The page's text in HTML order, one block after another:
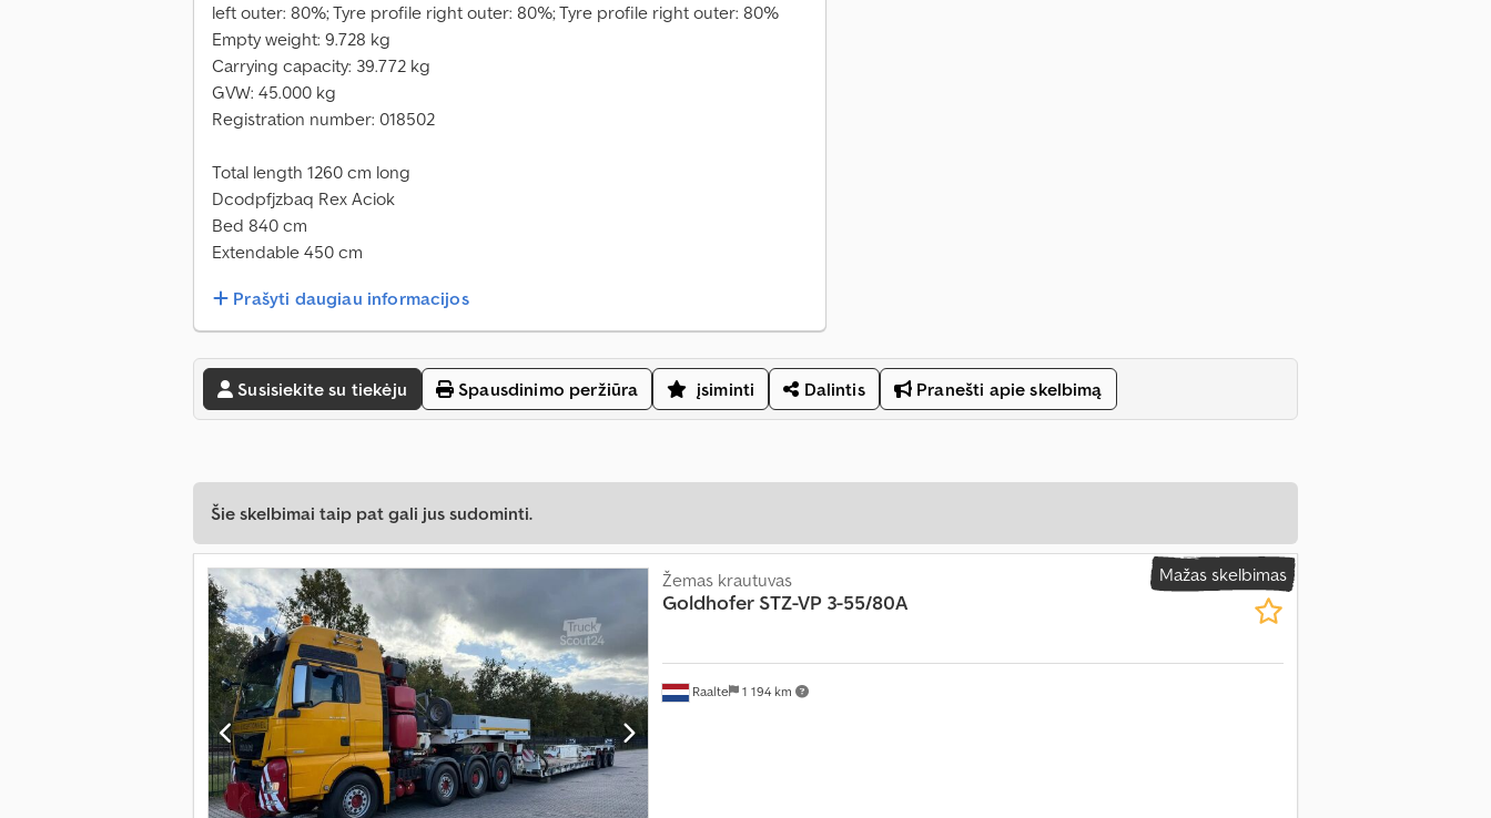
left outer: 80%; Tyre profile right outer: 80%; Tyre profile right outer: 80%
Empty weight: 9.728 kg
Carrying capacity: 39.772 kg
GVW: 45.000 kg
Registration number: 018502
Total length 1260 cm long
Dcodpfjzbaq Rex Aciok
Bed 840 cm
Extendable 450 cm
Prašyti daugiau informacijos
Susisiekite su tiekėju Spausdinimo peržiūra įsiminti Dalintis Pranešti apie skelbimą
Šie skelbimai taip pat gali jus sudominti.
Mažas skelbimas
Raalte 1 194 km
Žemas krautuvas
Goldhofer STZ-VP 3-55/80A